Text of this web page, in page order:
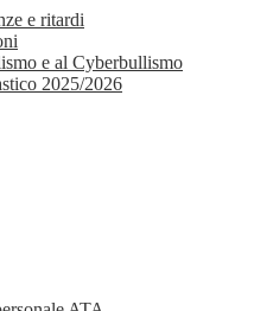
e ritardi
e al Cyberbullismo
2025/2026